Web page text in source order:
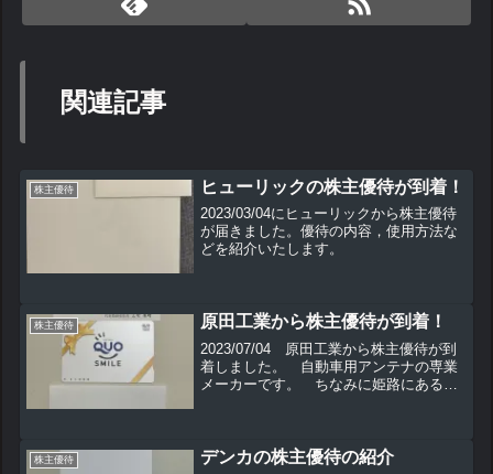
関連記事
株主優待 ヒューリックの株主優待が到着！
2023/03/04にヒューリックから株主優待
が届きました。優待の内容，使用方法な
どを紹介いたします。
株主優待 原田工業から株主優待が到着！
2023/07/04 原田工業から株主優待が到
着しました。 自動車用アンテナの専業
メーカーです。 ちなみに姫路にある同
以上の継続...
株主優待 デンカの株主優待の紹介